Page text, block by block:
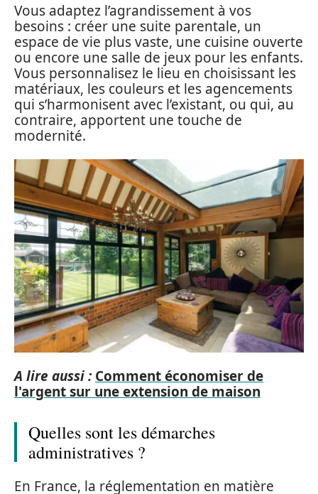
Vous adaptez l’agrandissement à vos
besoins : créer une suite parentale, un
espace de vie plus vaste, une cuisine ouverte
ou encore une salle de jeux pour les enfants.
Vous personnalisez le lieu en choisissant les
matériaux, les couleurs et les agencements
qui s’harmonisent avec l’existant, ou qui, au
contraire, apportent une touche de
modernité.
A lire aussi : Comment économiser de
l'argent sur une extension de maison
Quelles sont les démarches
administratives ?
En France, la réglementation en matière